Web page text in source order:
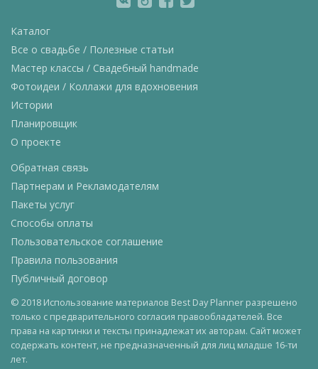
Каталог
Все о свадьбе / Полезные статьи
Мастер классы / Свадебный handmade
Фотоидеи / Коллажи для вдохновения
Истории
Планировщик
О проекте
Обратная связь
Партнерам и Рекламодателям
Пакеты услуг
Способы оплаты
Пользовательское соглашение
Правила пользования
Публичный договор
© 2018 Использование материалов Best Day Planner разрешено
только с предварительного согласия правообладателей. Все
права на картинки и тексты принадлежат их авторам. Сайт может
содержать контент, не предназначенный для лиц младше 16-ти
лет.